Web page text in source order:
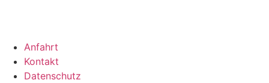
Anfahrt
Kontakt
Datenschutz